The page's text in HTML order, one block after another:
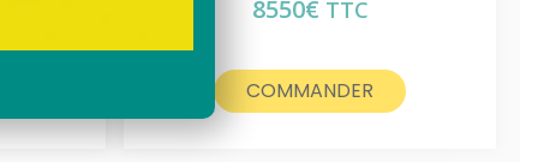
8550€ TTC
COMMANDER